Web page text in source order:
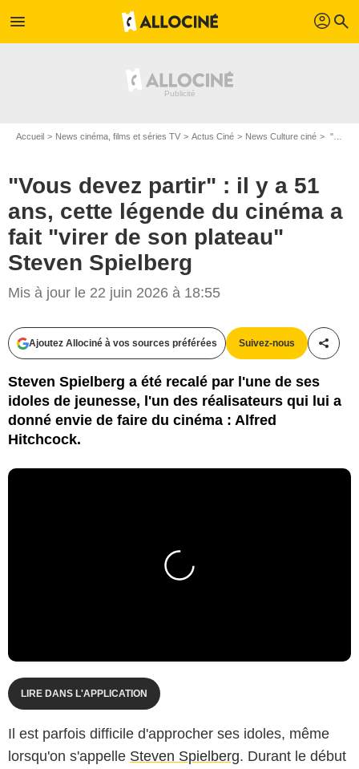
menu profil search
Accueil News cinéma, films et séries TV Actus Ciné News Culture ciné "Vous devez partir" : il y a 51 ans, cette légende du cinéma a fait "virer de son plateau" Steven Spielberg
"Vous devez partir" : il y a 51
ans, cette légende du cinéma a
fait "virer de son plateau"
Steven Spielberg
Mis à jour le 22 juin 2026 à 18:55
Ajoutez Allociné à vos sources préférées Suivez-nous
Steven Spielberg a été recalé par l'une de ses
idoles de jeunesse, l'un des réalisateurs qui lui a
donné envie de faire du cinéma : Alfred
Hitchcock.
LIRE DANS L'APPLICATION
Il est parfois difficile d'approcher ses idoles, même
lorsqu'on s'appelle Steven Spielberg. Durant le début